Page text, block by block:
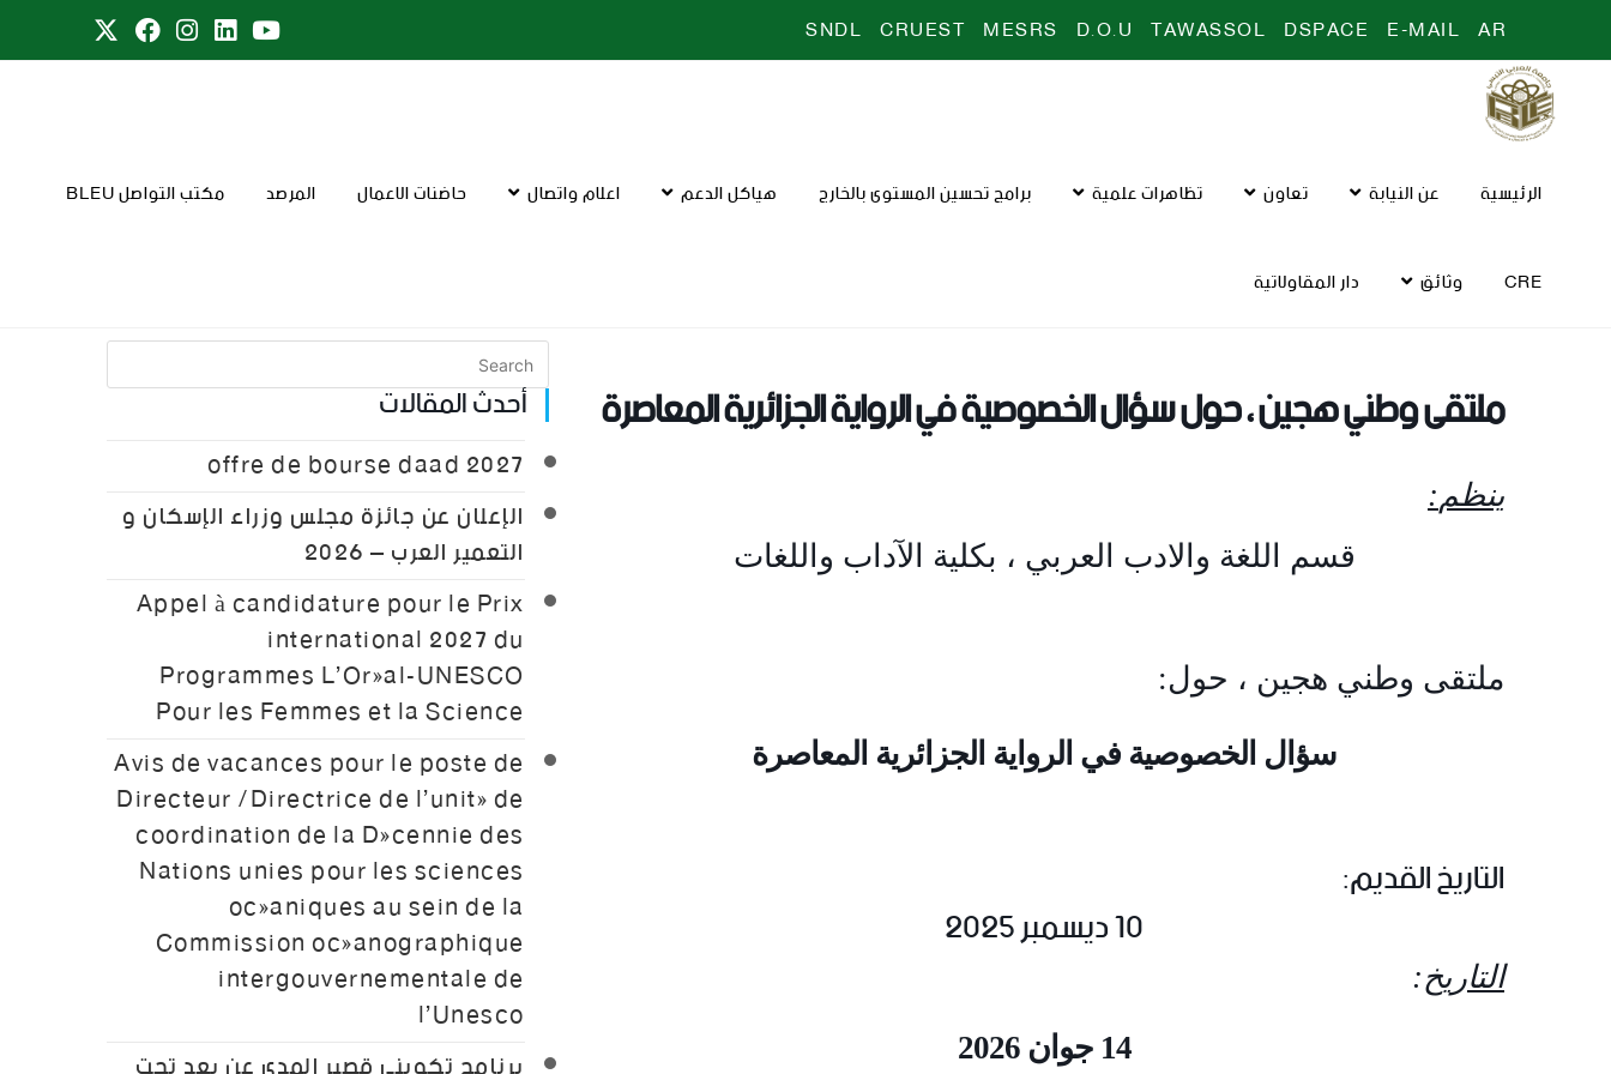
AR
E-MAIL
DSPACE
TAWASSOL
D.O.U
MESRS
CRUEST
SNDL
الرئيسية عن النيابة تعاون تظاهرات علمية برامج تحسين المستوى بالخارج هياكل الدعم اعلام واتصال حاضنات الاعمال المرصد مكتب التواصل BLEU
CRE وثائق دار المقاولاتية
ملتقى وطني هجين ، حول سؤال الخصوصية في الرواية الجزائرية المعاصرة
ينظم:
قسم اللغة والادب العربي ، بكلية الآداب واللغات
ملتقى وطني هجين ، حول:
سؤال الخصوصية في الرواية الجزائرية المعاصرة
التاريخ القديم:
10 ديسمبر 2025
التاريخ:
14 جوان 2026
أحدث المقالات
offre de bourse daad 2027
الإعلان عن جائزة مجلس وزراء الإسكان و
التعمير العرب – 2026
Appel à candidature pour le Prix
international 2027 du
Programmes L’Oréal-UNESCO
Pour les Femmes et la Science
Avis de vacances pour le poste de
Directeur /Directrice de l’unité de
coordination de la Décennie des
Nations unies pour les sciences
océaniques au sein de la
Commission océanographique
intergouvernementale de
l’Unesco